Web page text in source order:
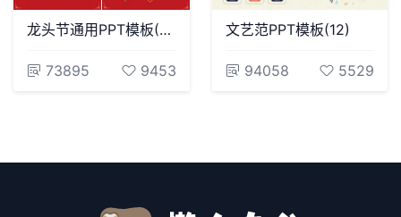
龙头节通用PPT模板(34)
73895 9453
文艺范PPT模板(12)
94058 5529